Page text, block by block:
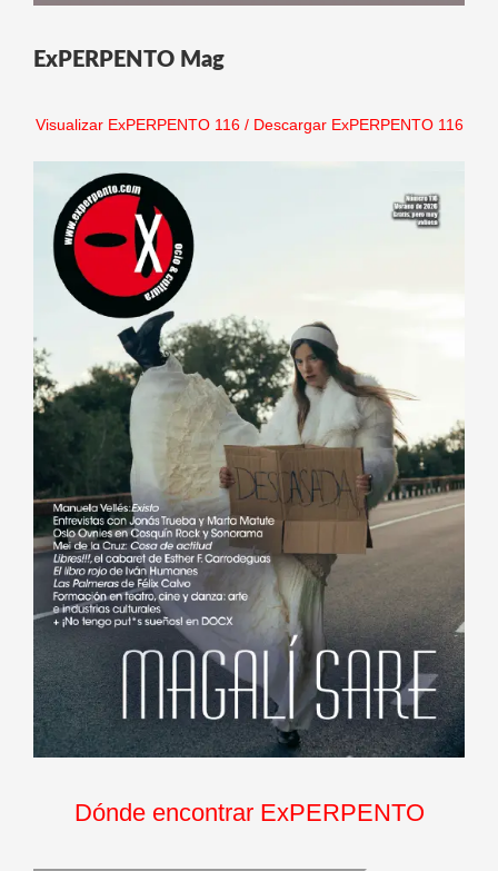
ExPERPENTO Mag
Visualizar ExPERPENTO 116/ Descargar ExPERPENTO 116
Dónde encontrar ExPERPENTO